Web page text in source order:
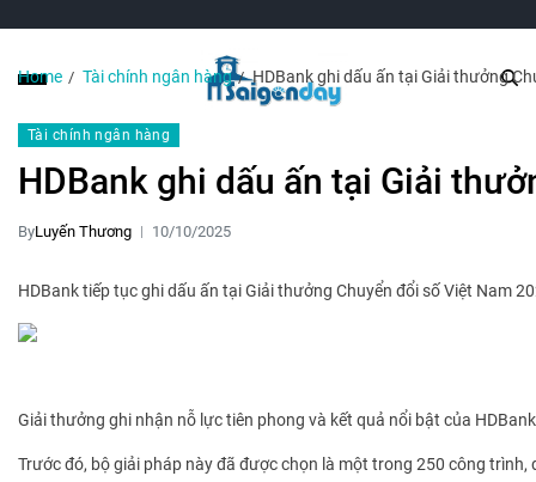
Home Tài chính ngân hàng HDBank ghi dấu ấn tại Giải thưởng
Tài chính ngân hàng
HDBank ghi dấu ấn tại Giải
ByLuyến Thương 10/10/2025
HDBank tiếp tục ghi dấu ấn tại Giải thưởng Chuyển đổi số Việt Nam
Giải thưởng ghi nhận nỗ lực tiên phong và kết quả nổi bật của
Trước đó, bộ giải pháp này đã được chọn là một trong 250 công